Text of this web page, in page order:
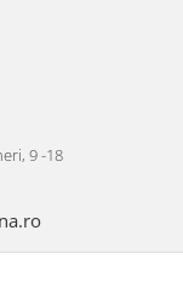
9 -18